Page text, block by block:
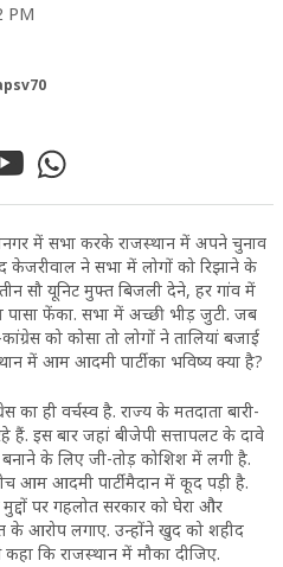
PM
में सभा करके राजस्थान में अपने चुनाव
ने सभा में लोगों को रिझाने के
सौ यूनिट मुफ्त बिजली देने, हर गांव में
पासा फेंका. सभा में अच्छी भीड़ जुटी. जब
को कोसा तो लोगों ने तालियां बजाई
में आम आदमी पार्टी का भविष्य क्या है?
का ही वर्चस्व है. राज्य के मतदाता बारी-
हैं. इस बार जहां बीजेपी सत्तापलट के दावे
के लिए जी-तोड़ कोशिश में लगी है.
आम आदमी पार्टी मैदान में कूद पड़ी है.
पर गहलोत सरकार को घेरा और
के आरोप लगाए. उन्होंने खुद को शहीद
कि राजस्थान में मौका दीजिए.